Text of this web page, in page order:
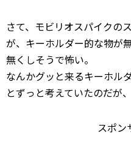
さて、モビリオスパイクの
が、キーホルダー的な物が
無くしそうで怖い。
なんかグッと来るキーホル
とずっと考えていたのだが
スポン